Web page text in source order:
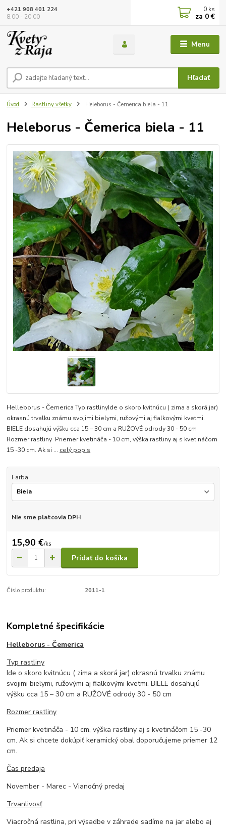
Menu
Hľadať
+421 908 401 224
8:00 - 20:00
0 ks
za 0 €
Úvod Rastliny všetky Heleborus - Čemerica biela - 11
Heleborus - Čemerica biela - 11
Helleborus - Čemerica Typ rastlinyIde o skoro kvitnúcu ( zima a skorá jar)
okrasnú trvalku známu svojimi bielymi, ružovými aj fialkovými kvetmi.
BIELE dosahujú výšku cca 15 – 30 cm a RUŽOVÉ odrody 30 - 50 cm
Rozmer rastliny Priemer kvetináča - 10 cm, výška rastliny aj s kvetináčom
15 -30 cm. Ak si ... celý popis
Farba
Nie sme platcovia DPH
15,90 €/ks
Pridať do košíka
Číslo produktu: 2011-1
Kompletné špecifikácie
Helleborus -Čemerica
Typ rastliny
Ide o skoro kvitnúcu ( zima a skorá jar) okrasnú trvalku známu
svojimi bielymi, ružovými aj fialkovými kvetmi. BIELE dosahujú
výšku cca 15 – 30 cm a RUŽOVÉ odrody 30 - 50 cm
Rozmer rastliny
Priemer kvetináča - 10 cm, výška rastliny aj s kvetináčom 15 -30
cm. Ak si chcete dokúpiť keramický obal doporučujeme priemer 12
cm.
Čas predaja
November - Marec - Vianočný predaj
Trvanlivosť
Viacročná rastlina, pri výsadbe v záhrade sadíme na jar alebo aj